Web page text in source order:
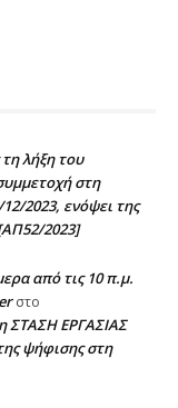
λήξη του
στη
2023, ενόψει της
2023]
από τις 10 π.μ.
στο
ΣΤΑΣΗ ΕΡΓΑΣΙΑΣ
ψήφισης στη